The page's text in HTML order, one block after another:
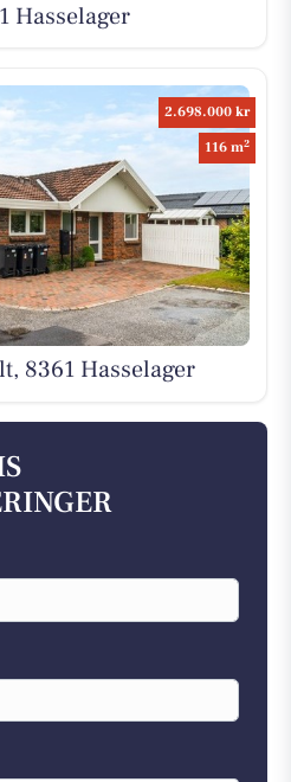
Hasselager
2.698.000 kr
116 m2
8361 Hasselager